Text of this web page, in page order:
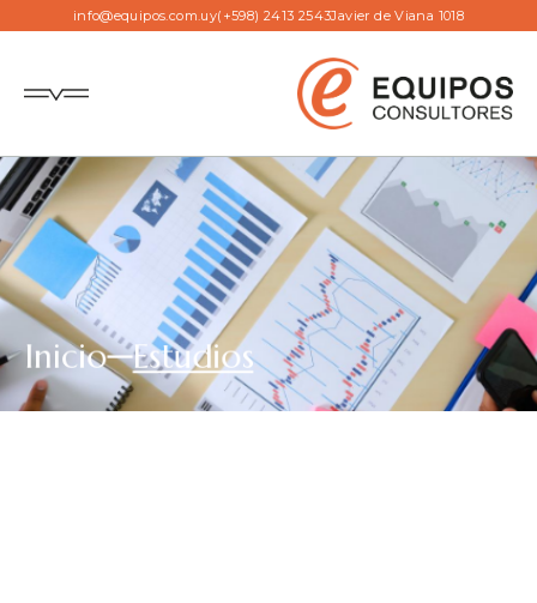
info@equipos.com.uy(+598) 2413 2543Javier de Viana 1018
Inicio Estudios